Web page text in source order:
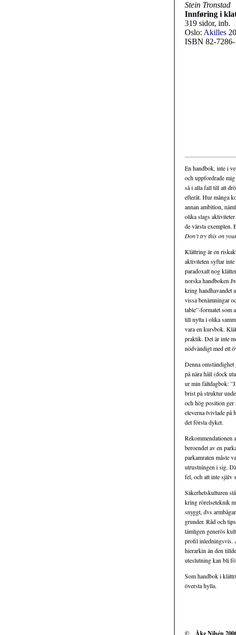
Stein Tronstad
Innføring i
319 sidor, inb.
Oslo: Akilles
ISBN 82-7286-
En handbok, inte i
och uppfordrade
så i alla fall till att
efteråt. Hur många
annan ambition,
olika slags
de värsta exemplen.
Don’t try this on
Klättring är en
aktiviteten syftar
paradoxalt nog
norska handboken
kring handhavandet
vissa benämningar
table”-formatet som
till nytta i olika
vara en kursbok.
praktik. Det är inte
nödvändigt med ett
Denna
på nära håll (dock
ur min fältdagbok:
brist på struktur
och hög position
eleverna tvivlade på
det första dyket.
Rekommendationen
beroendet av en
parkamraten måste
utrustningen i sig.
fel, och att inte själv
Säkerhetskulturen
kring rörelseteknik
snyggt, dvs
grunder. Råd och
tämligen generös
profil inledningsvis.
hierarkin än den
uteslutning kan bli
Som handbok i
översta hylla.
© Åke Nilsén